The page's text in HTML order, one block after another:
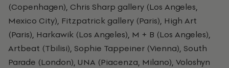
(Copenhagen), Chris Sharp gallery (Los Angeles,
Mexico City), Fitzpatrick gallery (Paris), High Art
(Paris), Harkawik (Los Angeles), M + B (Los Angeles),
Artbeat (Tbilisi), Sophie Tappeiner (Vienna), South
Parade (London), UNA (Piacenza, Milano), Voloshyn